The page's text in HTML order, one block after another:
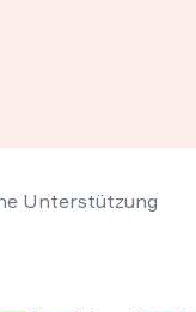
Unterstützung